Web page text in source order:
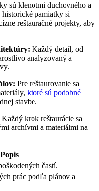
sú klenotmi duchovného a
pamiatky si
reštauračné projekty, aby
Každý detail, od
analyzovaný a
Pre reštaurovanie sa
ktoré sú podobné
stavbe.
Každý krok reštaurácie sa
archívmi a materiálmi na
Popis
častí.
prác podľa plánov a